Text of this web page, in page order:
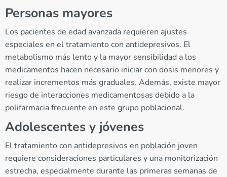
Personas mayores
Los pacientes de edad avanzada requieren ajustes
especiales en el tratamiento con antidepresivos. El
metabolismo más lento y la mayor sensibilidad a los
medicamentos hacen necesario iniciar con dosis menores y
realizar incrementos más graduales. Además, existe mayor
riesgo de interacciones medicamentosas debido a la
polifarmacia frecuente en este grupo poblacional.
Adolescentes y jóvenes
El tratamiento con antidepresivos en población joven
requiere consideraciones particulares y una monitorización
estrecha, especialmente durante las primeras semanas de